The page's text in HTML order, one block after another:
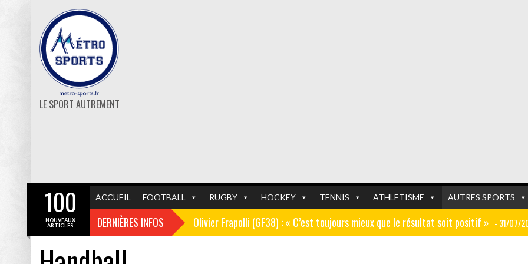
LE SPORT AUTREMENT
ACCUEIL FOOTBALL RUGBY HOCKEY TENNIS ATHLETISME AUTRES SPORTS
DERNIÈRES INFOS Olivier Frapolli (GF38) : « C’est toujours mieux que le résultat soit positif » - 31/07/
100
NOUVEAUX
ARTICLES
GF38